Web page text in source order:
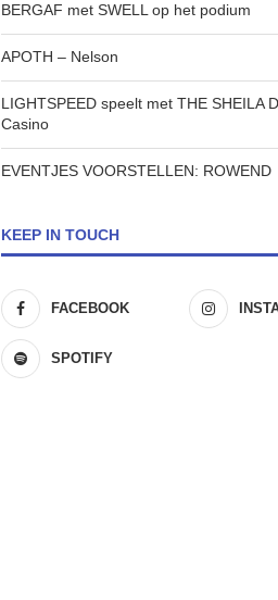
BERGAF met SWELL op het podium
APOTH – Nelson
LIGHTSPEED speelt met THE SHEILA
Casino
EVENTJES VOORSTELLEN: ROWEND
KEEP IN TOUCH
FACEBOOK
SPOTIFY